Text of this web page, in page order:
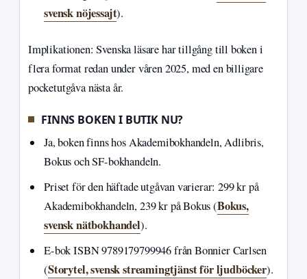
svensk nöjessajt).
Implikationen: Svenska läsare har tillgång till boken i
flera format redan under våren 2025, med en billigare
pocketutgåva nästa år.
FINNS BOKEN I BUTIK NU?
Ja, boken finns hos Akademibokhandeln, Adlibris,
Bokus och SF-bokhandeln.
Priset för den häftade utgåvan varierar: 299 kr på
Akademibokhandeln, 239 kr på Bokus (Bokus,
svensk nätbokhandel).
E-bok ISBN 9789179799946 från Bonnier Carlsen
(Storytel, svensk streamingtjänst för ljudböcker).